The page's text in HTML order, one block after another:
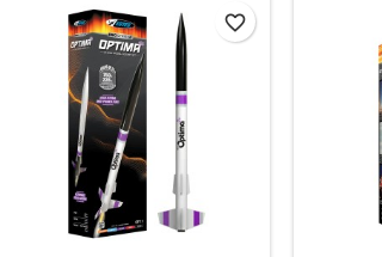
favorite_border